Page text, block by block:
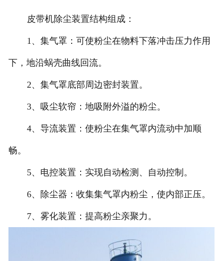
皮带机除尘装置结构组成：
1、集气罩：可使粉尘在物料下落冲击压力作用
下，地沿蜗壳曲线回流。
2、集气罩底部周边密封装置。
3、吸尘软帘：地吸附外溢的粉尘。
4、导流装置：使粉尘在集气罩内流动中加顺
畅。
5、电控装置：实现自动检测、自动控制。
6、除尘器：收集集气罩内粉尘，使内部正压。
7、雾化装置：提高粉尘亲聚力。